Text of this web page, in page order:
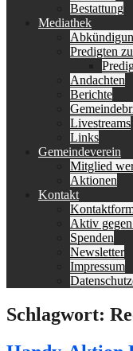
Bestattung
Mediathek
Predigten
Andachten
Berichte
Livestreams
Links
Gemeindeverein
Mitglied
Aktionen
Kontakt
Aktiv
Spenden
Newsletter
Impressum
Schlagwort: